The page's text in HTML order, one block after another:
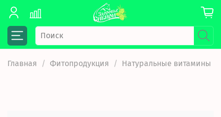
Главная Фитопродукция Натуральные витамины